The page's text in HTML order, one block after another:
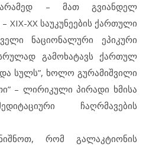
– მათ გვიანდელ
XIX-XX საუკუნეების ქართული
ნაციონალური ეპიკური
გამოხატავს ქართულ
სულს”, ხოლო გურამიშვილი
– ლირიკული პირადი ხმისა
ჩაღრმავების
რომ გალაკტიონის